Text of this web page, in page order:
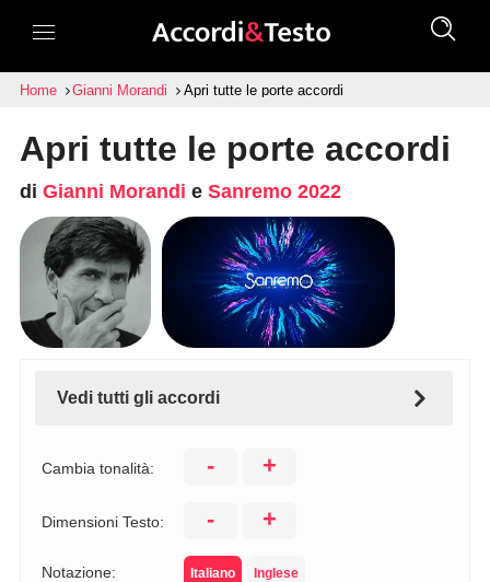
Home Gianni Morandi Apri tutte le porte accordi
Apri tutte le porte accordi
di Gianni Morandi e Sanremo 2022
Vedi tutti gli accordi
Cambia tonalità: - +
Dimensioni Testo: - +
Notazione: Italiano Inglese